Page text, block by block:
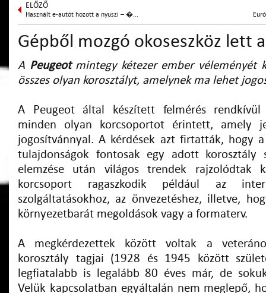
ELŐZŐ
Használt e-autót hozott a nyuszi – �...
Gépből mozgó okoseszköz lett
A Peugeotmintegy kétezer ember véleményét
összes olyan korosztályt, amelynek ma lehet
A Peugeot által készített felmérés
minden olyan korcsoportot érintett, amely
jogosítvánnyal. A kérdések azt firtatták, hogy
tulajdonságok fontosak egy adott korosztály
elemzése után világos trendek
korcsoport ragaszkodik például az
szolgáltatásokhoz, az önvezetéshez, illetve,
környezetbarát megoldások vagy a formaterv.
A megkérdezettek között voltak a
korosztály tagjai (1928 és 1945 között
legfiatalabb is legalább 80 éves már, de
Velük kapcsolatban egyáltalán nem meglepő,